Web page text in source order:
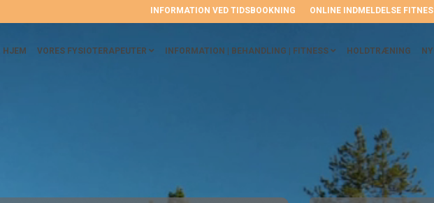
INFORMATION VED TIDSBOOKNING ONLINE INDMELDELSE
HJEM VORES FYSIOTERAPEUTER INFORMATION | BEHANDLING | FITNESS HOLDTRÆNING